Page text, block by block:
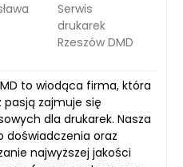
Serwis
drukarek
Rzeszów DMD
to wiodąca firma, która
pasją zajmuje się
dla drukarek. Nasza
doświadczenia oraz
najwyższej jakości